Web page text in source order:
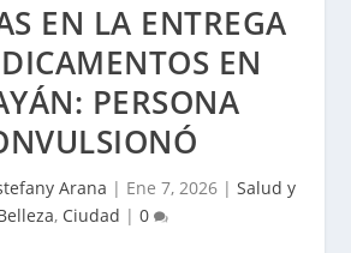
EN LA ENTREGA
EN
PERSONA
Arana | Ene 7, 2026| Salud y
, Ciudad | 0